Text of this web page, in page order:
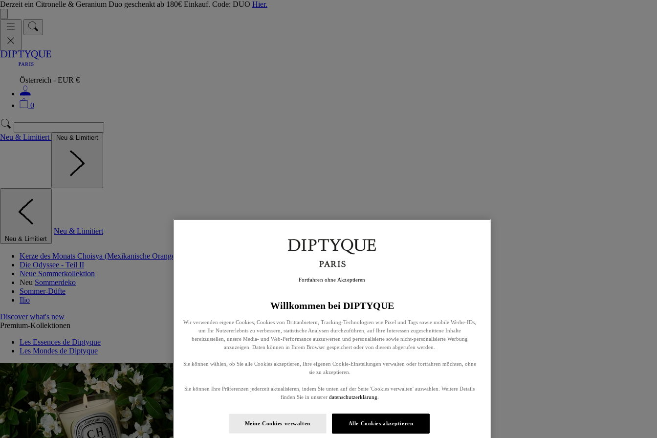
Derzeit ein Citronelle & Geranium Duo geschenkt ab 180€ Einkauf. Code: DUO Hier.
Österreich - EUR €
0
Neu & Limitiert Neu & Limitiert
Neu & Limitiert
Neu & Limitiert
Kerze des Monats Choisya (Mexikanische Orangenblume)
Die Odyssee - Teil II
Neue Sommerkollektion
Neu Sommerdeko
Sommer-Düfte
Ilio
Discover what's new
Premium-Kollektionen
Les Essences de Diptyque
Les Mondes de Diptyque
Willkommen bei DIPTYQUE
Wir verwenden eigene Cookies, Cookies von Drittanbietern, Tracking-Technologien wie Pixel und Tags sowie mobile Werbe-IDs,
um Ihr Nutzererlebnis zu verbessern, statistische Analysen durchzuführen, auf Ihre Interessen zugeschnittene Inhalte
bereitzustellen, unsere Media- und Web-Performance auszuwerten und personalisierte sowie nicht-personalisierte Werbung
anzuzeigen. Daten können in Ihrem Browser gespeichert oder von diesem abgerufen werden.
Sie können wählen, ob Sie alle Cookies akzeptieren, Ihre eigenen Cookie-Einstellungen verwalten oder fortfahren möchten, ohne
sie zu akzeptieren.
Sie können Ihre Präferenzen jederzeit aktualisieren, indem Sie unten auf der Seite 'Cookies verwalten' auswählen. Weitere Details
finden Sie in unserer datenschutzerklärung.
Meine Cookies verwalten Alle Cookies akzeptieren
Fortfahren ohne Akzeptieren